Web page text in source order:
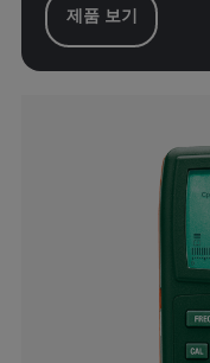
제품 보기